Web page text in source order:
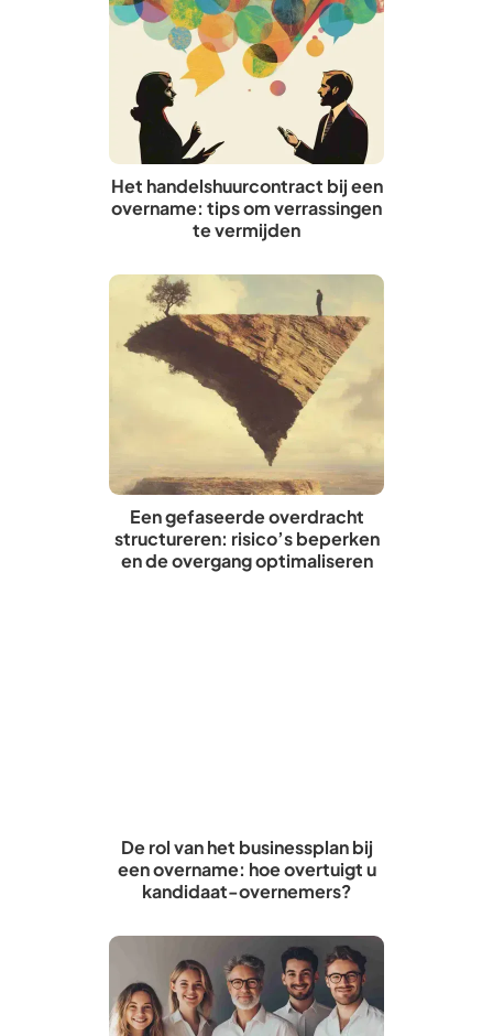
Het handelshuurcontract bij een
overname: tips om verrassingen
te vermijden
Een gefaseerde overdracht
structureren: risico’s beperken
en de overgang optimaliseren
De rol van het businessplan bij
een overname: hoe overtuigt u
kandidaat-overnemers?